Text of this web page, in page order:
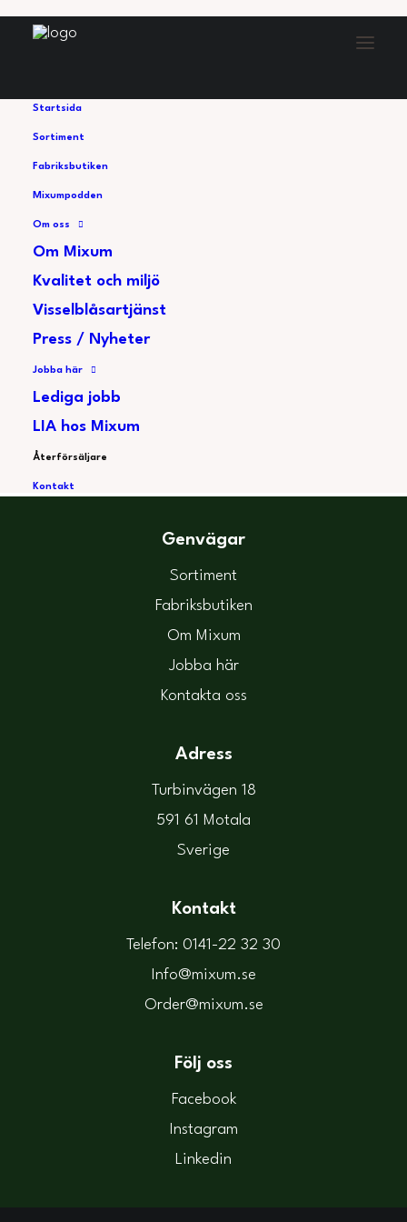
Startsida
Sortiment
Fabriksbutiken
Mixumpodden
Om oss
Om Mixum
Kvalitet och miljö
Visselblåsartjänst
Press / Nyheter
Jobba här
Lediga jobb
LIA hos Mixum
Återförsäljare
Kontakt
återförsäljare
Genvägar
Sortiment
Fabriksbutiken
Om Mixum
Jobba här
Kontakta oss
Adress
Turbinvägen 18
591 61 Motala
Sverige
Kontakt
Telefon: 0141-22 32 30
Info@mixum.se
Order@mixum.se
Följ oss
Facebook
Instagram
Linkedin